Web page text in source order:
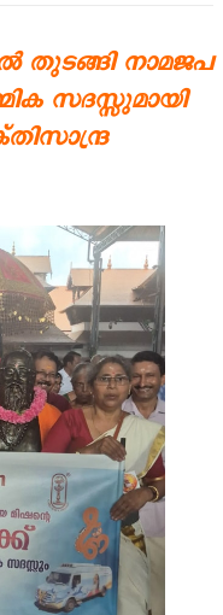
തുടങ്ങി നാമജപ
സദസ്സുമായി